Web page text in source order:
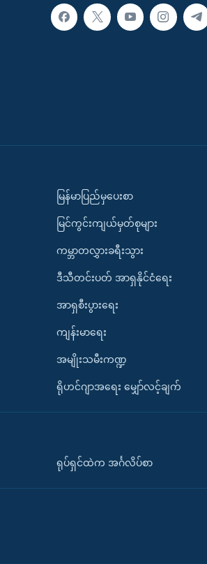
မြန်မာပြည်မှပေးစာ
မြင်ကွင်းကျယ်မှတ်စုများ
ကမ္ဘာတလွှားခရီးသွား
ဒီသီတင်းပတ် အာရှနိုင်ငံရေး
အာရှစီးပွားရေး
ကျန်းမာရေး
အမျိုးသမီးကဏ္ဍ
ရိုဟင်ဂျာအရေး မျှော်လင့်ချက်
ရုပ်ရှင်ထဲက အင်္ဂလိပ်စာ